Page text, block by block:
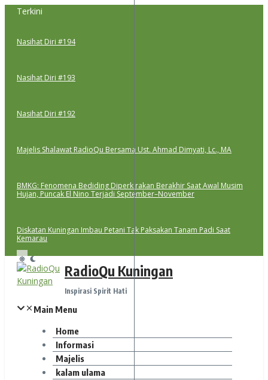
Lewati
Terkini
Nasihat Diri #194
Nasihat Diri #193
Nasihat Diri #192
Majelis Shalawat RadioQu Bersama Ust. Ahmad Dimyati, Lc., MA
BMKG: Fenomena Bediding Diperkirakan Berakhir Saat Awal Musim
Hujan, Puncak El Nino Terjadi September–November
Diskatan Kuningan Imbau Petani Tak Paksakan Tanam Padi Saat
Kemarau
RadioQu Kuningan
Inspirasi Spirit Hati
Main Menu
Home
Informasi
Majelis
kalam ulama